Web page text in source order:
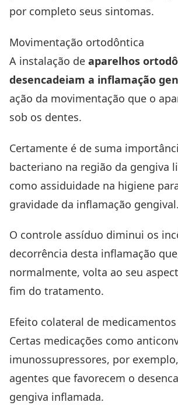
por completo seus sintomas.
Movimentação ortodôntica
A instalação de aparelhos
desencadeiam a inflamação
ação da movimentação que o
sob os dentes.
Certamente é de suma
bacteriano na região da gengiva
como assiduidade na higiene
gravidade da inflamação gengival.
O controle assíduo diminui os
decorrência desta inflamação
normalmente, volta ao seu
fim do tratamento.
Efeito colateral de medicamentos
Certas medicações como
imunossupressores, por
agentes que favorecem o
gengiva inflamada.